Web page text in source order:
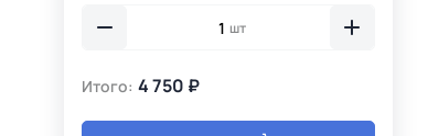
шт
Итого: 4 750 ₽